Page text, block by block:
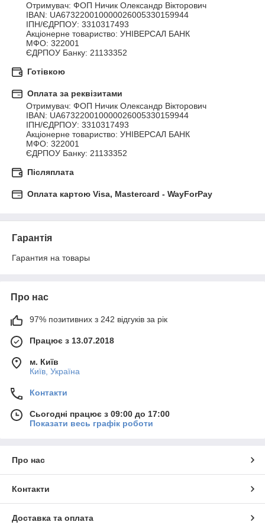
Отримувач: ФОП Ничик Олександр Вікторович
IBAN: UA673220010000026005330159944
ІПН/ЄДРПОУ: 3310317493
Акціонерне товариство: УНІВЕРСАЛ БАНК
МФО: 322001
ЄДРПОУ Банку: 21133352
Готівкою
Оплата за реквізитами
Отримувач: ФОП Ничик Олександр Вікторович
IBAN: UA673220010000026005330159944
ІПН/ЄДРПОУ: 3310317493
Акціонерне товариство: УНІВЕРСАЛ БАНК
МФО: 322001
ЄДРПОУ Банку: 21133352
Післяплата
Оплата картою Visa, Mastercard - WayForPay
Гарантія
Гарантия на товары
Про нас
97% позитивних з 242 відгуків за рік
Працює з 13.07.2018
м. Київ
Київ, Україна
Контакти
Сьогодні працює з 09:00 до 17:00
Показати весь графік роботи
Про нас
Контакти
Доставка та оплата